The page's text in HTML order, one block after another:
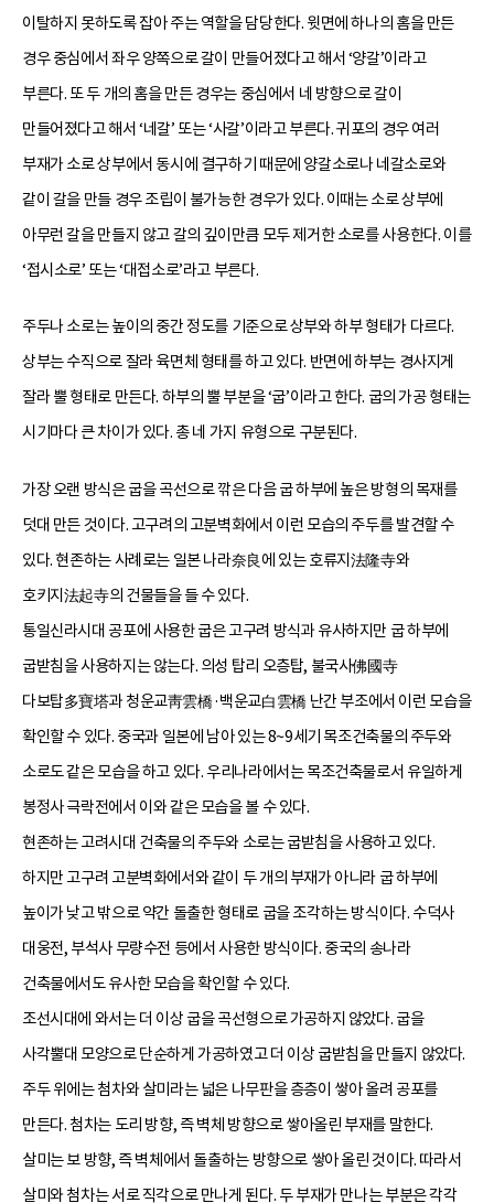
이탈하지 못하도록 잡아 주는 역할을 담당한다. 윗면에 하나의 홈을 만든
경우 중심에서 좌우 양쪽으로 갈이 만들어졌다고 해서 ‘양갈’이라고
부른다. 또 두 개의 홈을 만든 경우는 중심에서 네 방향으로 갈이
만들어졌다고 해서 ‘네갈’ 또는 ‘사갈’이라고 부른다. 귀포의 경우 여러
부재가 소로 상부에서 동시에 결구하기 때문에 양갈소로나 네갈소로와
같이 갈을 만들 경우 조립이 불가능한 경우가 있다. 이때는 소로 상부에
아무런 갈을 만들지 않고 갈의 깊이만큼 모두 제거한 소로를 사용한다. 이를
‘접시소로’ 또는 ‘대접소로’라고 부른다.
주두나 소로는 높이의 중간 정도를 기준으로 상부와 하부 형태가 다르다.
상부는 수직으로 잘라 육면체 형태를 하고 있다. 반면에 하부는 경사지게
잘라 뿔 형태로 만든다. 하부의 뿔 부분을 ‘굽’이라고 한다. 굽의 가공 형태는
시기마다 큰 차이가 있다. 총 네 가지 유형으로 구분된다.
가장 오랜 방식은 굽을 곡선으로 깎은 다음 굽 하부에 높은 방형의 목재를
덧대 만든 것이다. 고구려의 고분벽화에서 이런 모습의 주두를 발견할 수
있다. 현존하는 사례로는 일본 나라奈良에 있는 호류지法隆寺와
호키지法起寺의 건물들을 들 수 있다.
통일신라시대 공포에 사용한 굽은 고구려 방식과 유사하지만 굽 하부에
굽받침을 사용하지는 않는다. 의성 탑리 오층탑, 불국사佛國寺
다보탑多寶塔과 청운교靑雲橋·백운교白雲橋 난간 부조에서 이런 모습을
확인할 수 있다. 중국과 일본에 남아 있는 8~9세기 목조건축물의 주두와
소로도 같은 모습을 하고 있다. 우리나라에서는 목조건축물로서 유일하게
봉정사 극락전에서 이와 같은 모습을 볼 수 있다.
현존하는 고려시대 건축물의 주두와 소로는 굽받침을 사용하고 있다.
하지만 고구려 고분벽화에서와 같이 두 개의 부재가 아니라 굽 하부에
높이가 낮고 밖으로 약간 돌출한 형태로 굽을 조각하는 방식이다. 수덕사
대웅전, 부석사 무량수전 등에서 사용한 방식이다. 중국의 송나라
건축물에서도 유사한 모습을 확인할 수 있다.
조선시대에 와서는 더 이상 굽을 곡선형으로 가공하지 않았다. 굽을
사각뿔대 모양으로 단순하게 가공하였고 더 이상 굽받침을 만들지 않았다.
주두 위에는 첨차와 살미라는 넓은 나무판을 층층이 쌓아 올려 공포를
만든다. 첨차는 도리 방향, 즉 벽체 방향으로 쌓아올린 부재를 말한다.
살미는 보 방향, 즉 벽체에서 돌출하는 방향으로 쌓아 올린 것이다. 따라서
살미와 첨차는 서로 직각으로 만나게 된다. 두 부재가 만나는 부분은 각각